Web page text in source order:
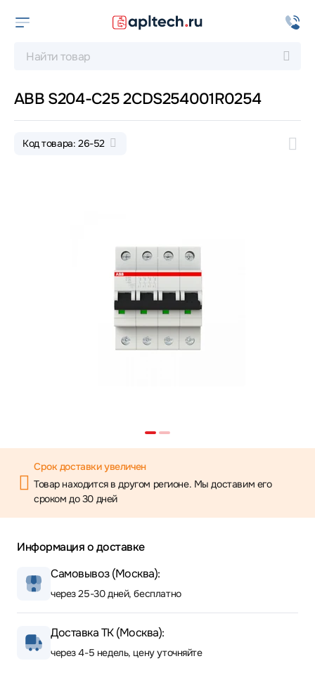
ABB S204-C25 2CDS254001R0254
Код товара: 26-52
Срок доставки увеличен
Товар находится в другом регионе. Мы доставим его
сроком до 30 дней
Информация о доставке
Самовывоз (Москва):
через 25-30 дней, бесплатно
Доставка ТК (Москва):
через 4-5 недель, цену уточняйте